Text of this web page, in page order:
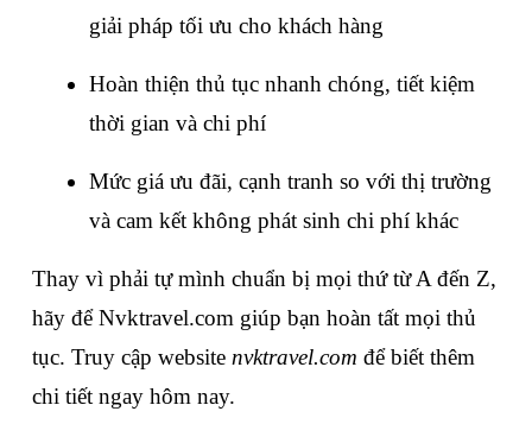
giải pháp tối ưu cho khách hàng
Hoàn thiện thủ tục nhanh chóng, tiết kiệm
thời gian và chi phí
Mức giá ưu đãi, cạnh tranh so với thị trường
và cam kết không phát sinh chi phí khác
Thay vì phải tự mình chuẩn bị mọi thứ từ A đến Z,
hãy để Nvktravel.com giúp bạn hoàn tất mọi thủ
tục. Truy cập website nvktravel.com để biết thêm
chi tiết ngay hôm nay.